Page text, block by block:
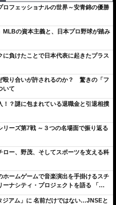
ロフェッショナルの世界～安青錦の優勝
MLBの資本主義と、日本プロ野球が踏み
に負けたことで日本代表に起きたプラス
殴り合いが許されるのか？ 驚きの「フ
いて
！？謎に包まれている退職金と引退相撲
リーズ第7戦 ～３つの名場面で振り返る
ロー、野茂、そしてスポーツを支える科
ホームゲームで音楽演出を手掛けるスチ
ーナシティ・プロジェクトを語る 「楽
崎は、ずっと成長曲線だから」
ジアム」に 名前だけではない…JNSEと